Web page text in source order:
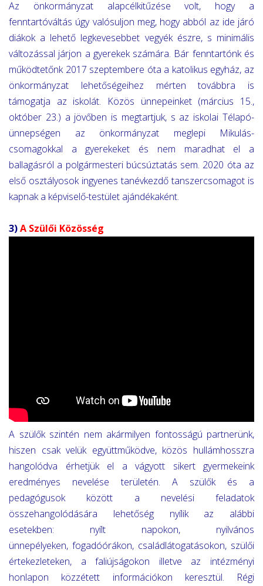
Az önkormányzat alapcélkitűzése volt, hogy a
fenntartóváltás úgy valósuljon meg, hogy abból az ide járó
diákok a lehető legkevesebbet vegyék észre, s minimális
változással járjon a gyerekek számára. Bár fenntartónk és
működtetőnk 2017 szeptembere óta a katolikus egyház, az
önkormányzat lehetőségeihez mérten továbbra is
támogatja az iskolát. Közös ünnepeinket (március 15.,
október 23.) a jövőben is megtartjuk, s az iskolai Télapó-
ünnepségen az önkormányzat meglepi Mikulás-
csomagokkal a gyerekeket és nem maradhat el a
ballagásról a polgármesteri búcsúztatás sem. 2020 óta az
első osztályosok ingyenes tanévkezdő tanszercsomagot is
kapnak a képviselő-testület ajándékaként.
3)A Szülői Közösség
A szülők szintén nem akármilyen fontosságú partnerünk,
hiszen csak velük együttműködve, közös hullámhosszra
hangolódva érhetjük el a vágyott sikert gyermekeink
eredményes nevelése területén. A szülők és a
pedagógusok között a nevelési feladatok
összehangolódására lehetőség nyílik az alábbi
esetekben: nyílt napokon, nyilvános
ünnepélyeken, fogadóórákon, családlátogatásokon, szülői
értekezleteken, a faliújságokon illetve az intézményi
honlapon közzétett információkon keresztül. Régi